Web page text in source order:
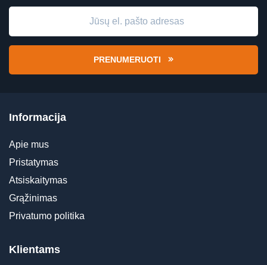
PRENUMERUOTI
Informacija
Apie mus
Pristatymas
Atsiskaitymas
Grąžinimas
Privatumo politika
Klientams